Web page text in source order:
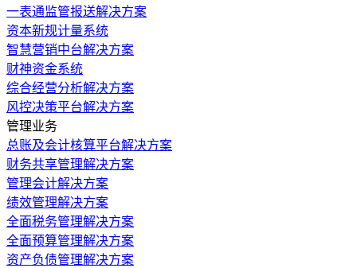
一表通监管报送解决方案
资本新规计量系统
智慧营销中台解决方案
财神资金系统
综合经营分析解决方案
风控决策平台解决方案
管理业务
总账及会计核算平台解决方案
财务共享管理解决方案
管理会计解决方案
绩效管理解决方案
全面税务管理解决方案
全面预算管理解决方案
资产负债管理解决方案